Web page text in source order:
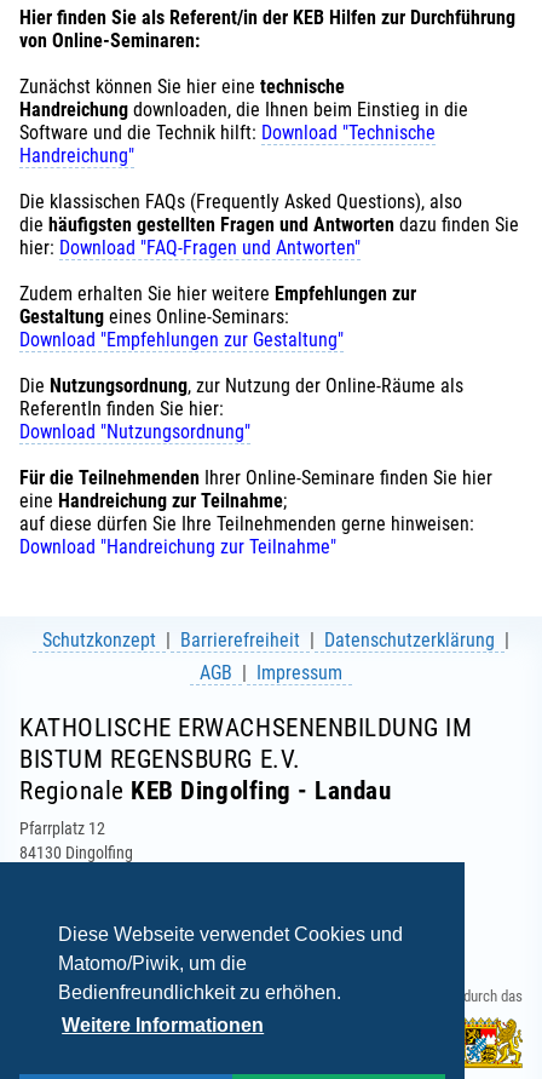
Diese Webseite verwendet Cookies und
Matomo/Piwik, um die
Bedienfreundlichkeit zu erhöhen.
Weitere Informationen
Hier finden Sie als Referent/in der KEB Hilfen zur Durchführung
von Online-Seminaren:
Zunächst können Sie hier eine technische
Handreichung downloaden, die Ihnen beim Einstieg in die
Software und die Technik hilft: Download "Technische
Handreichung"
Die klassischen FAQs (Frequently Asked Questions), also
die häufigsten gestellten Fragen und Antworten dazu finden Sie
hier: Download "FAQ-Fragen und Antworten"
Zudem erhalten Sie hier weitere Empfehlungen zur
Gestaltung eines Online-Seminars:
Download "Empfehlungen zur Gestaltung"
Die Nutzungsordnung, zur Nutzung der Online-Räume als
ReferentIn finden Sie hier:
Download "Nutzungsordnung"
Für die Teilnehmenden Ihrer Online-Seminare finden Sie hier
eine Handreichung zur Teilnahme;
auf diese dürfen Sie Ihre Teilnehmenden gerne hinweisen:
Download "Handreichung zur Teilnahme"
Schutzkonzept Barrierefreiheit
Datenschutzerklärung
AGB
Impressum
KATHOLISCHE ERWACHSENENBILDUNG IM
BISTUM REGENSBURG E.V.
Regionale KEB Dingolfing - Landau
Pfarrplatz 12
84130 Dingolfing
E-Mail:info(at)keb-dingolfing-landau.de
Gefördert durch das